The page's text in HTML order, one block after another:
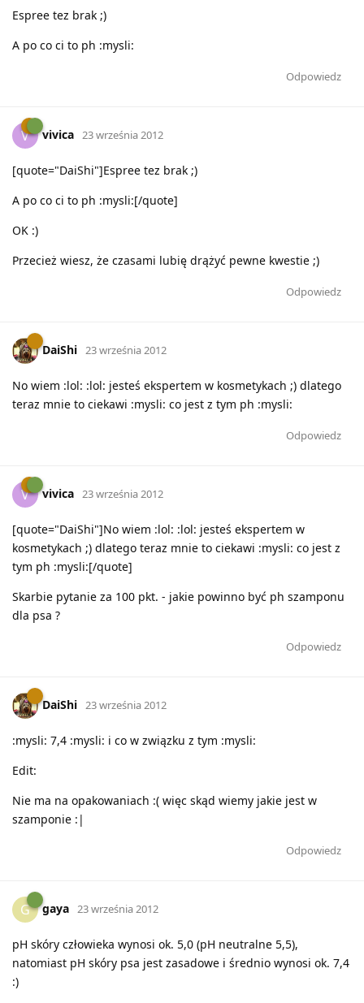
Espree tez brak ;)
A po co ci to ph :mysli:
Odpowiedz
V vivica 23 września 2012
[quote="DaiShi"]Espree tez brak ;)
A po co ci to ph :mysli:[/quote]
OK :)
Przecież wiesz, że czasami lubię drążyć pewne kwestie ;)
Odpowiedz
DaiShi 23 września 2012
No wiem :lol: :lol: jesteś ekspertem w kosmetykach ;) dlatego
teraz mnie to ciekawi :mysli: co jest z tym ph :mysli:
Odpowiedz
V vivica 23 września 2012
[quote="DaiShi"]No wiem :lol: :lol: jesteś ekspertem w
kosmetykach ;) dlatego teraz mnie to ciekawi :mysli: co jest z
tym ph :mysli:[/quote]
Skarbie pytanie za 100 pkt. - jakie powinno być ph szamponu
dla psa ?
Odpowiedz
DaiShi 23 września 2012
:mysli: 7,4 :mysli: i co w związku z tym :mysli:
Edit:
Nie ma na opakowaniach :( więc skąd wiemy jakie jest w
szamponie :|
Odpowiedz
G gaya 23 września 2012
pH skóry człowieka wynosi ok. 5,0 (pH neutralne 5,5),
natomiast pH skóry psa jest zasadowe i średnio wynosi ok. 7,4
:)